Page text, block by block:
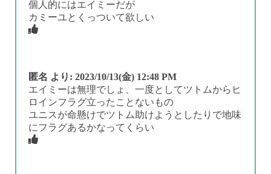
個人的にはエイミーだが
カミーユとくっついて欲しい
匿名 より: 2023/10/13(金) 12:48 PM
エイミーは無理でしょ、一度としてツトムからヒ
ロインフラグ立ったことないもの
ユニスが命懸けでツトム助けようとしたりで地味
にフラグあるかなってくらい